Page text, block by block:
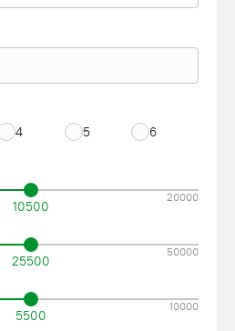
4 5 6
10500
20000
25500
50000
5500
10000